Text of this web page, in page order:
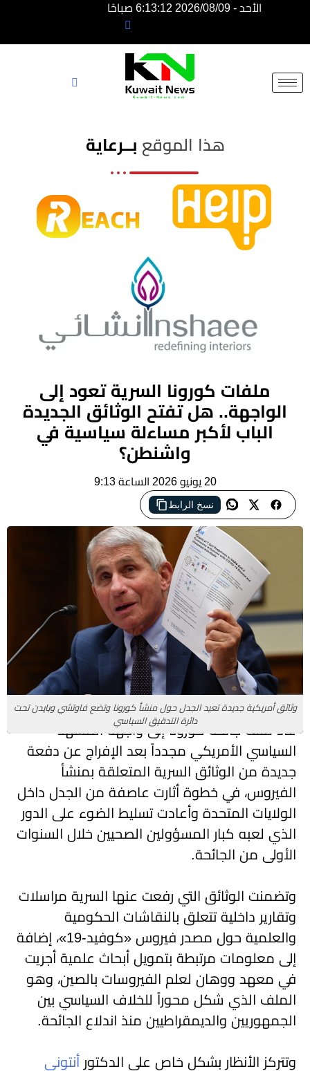
الأحد - 2026/08/09 6:13:12 صباحًا
NE
NEWS
ELEMENTOR
هذا الموقع بــرعاية
ملفات كورونا السرية تعود إلى
الواجهة.. هل تفتح الوثائق الجديدة
الباب لأكبر مساءلة سياسية في
واشنطن؟
20 يونيو 2026 الساعة 9:13
نسخ الرابط
وثائق أمريكية جديدة تعيد الجدل حول منشأ كورونا وتضع فاوتشي وبايدن تحت
دائرة التدقيق السياسي
عاد ملف جائحة كورونا إلى واجهة المشهد
السياسي الأمريكي مجدداً بعد الإفراج عن دفعة
جديدة من الوثائق السرية المتعلقة بمنشأ
الفيروس، في خطوة أثارت عاصفة من الجدل داخل
الولايات المتحدة وأعادت تسليط الضوء على الدور
الذي لعبه كبار المسؤولين الصحيين خلال السنوات
الأولى من الجائحة.
وتضمنت الوثائق التي رفعت عنها السرية مراسلات
وتقارير داخلية تتعلق بالنقاشات الحكومية
والعلمية حول مصدر فيروس «كوفيد-19»، إضافة
إلى معلومات مرتبطة بتمويل أبحاث علمية أجريت
في معهد ووهان لعلم الفيروسات بالصين، وهو
الملف الذي شكل محوراً للخلاف السياسي بين
الجمهوريين والديمقراطيين منذ اندلاع الجائحة.
وتتركز الأنظار بشكل خاص على الدكتور أنتوني